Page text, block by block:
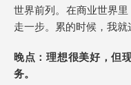
世界前列。在商业世界
走一步。累的时候，我就
晚点 ：理想很美好，但
务。